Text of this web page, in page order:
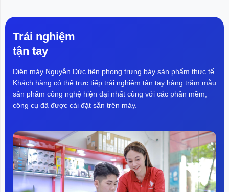
Máy điều hòakhông khí Xiaomi là sự hòa quyện hoàn
hảo giữa thiết kế hiện đại và công nghệ tiên tiến. Với khả
mái cho mọi người trong không gian sống, đặc biệt là tại
những vùng đất nhiệt đới như Việt Nam.
1. Điều chỉnh nhiệt độ và độ ẩm: Máy điều hòa Xiaomi
giúp điều chỉnh nhiệt độ trong không gian sống và làm
Trải nghiệm
tận tay
Điện máy Nguyễn Đức tiên phong trưng bày sản phẩm thực tế.
Khách hàng có thể trực tiếp trải nghiệm tận tay hàng trăm mẫu
sản phẩm công nghệ hiện đại nhất cùng với các phần mềm,
công cụ đã được cài đặt sẵn trên máy.